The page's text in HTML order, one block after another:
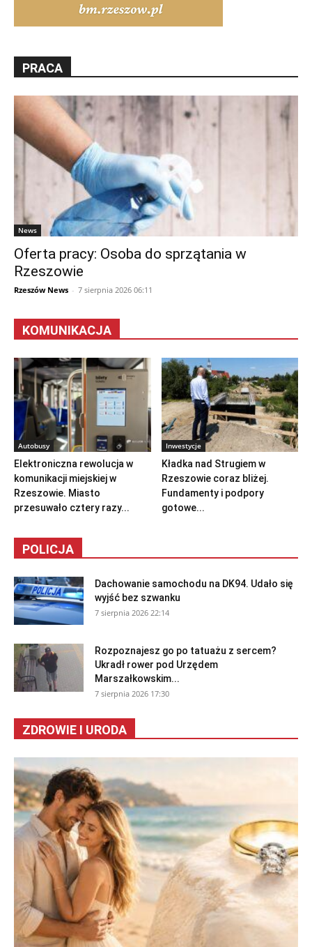
PRACA
News
Oferta pracy: Osoba do sprzątania w
Rzeszowie
Rzeszów News - 7 sierpnia 2026 06:11
KOMUNIKACJA
Autobusy
Elektroniczna rewolucja w
komunikacji miejskiej w
Rzeszowie. Miasto
przesuwało cztery razy...
Inwestycje
Kładka nad Strugiem w
Rzeszowie coraz bliżej.
Fundamenty i podpory
gotowe...
POLICJA
Dachowanie samochodu na DK94. Udało się
wyjść bez szwanku
7 sierpnia 2026 22:14
Rozpoznajesz go po tatuażu z sercem?
Ukradł rower pod Urzędem
Marszałkowskim...
7 sierpnia 2026 17:30
ZDROWIE I URODA